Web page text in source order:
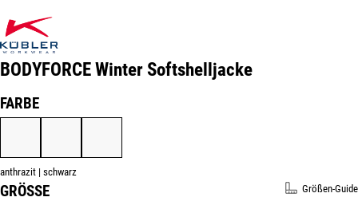
BODYFORCE Winter Softshelljacke
FARBEAUSWÄHLEN
anthrazit | schwarz
GRÖSSE
AUSWÄHLEN Größen-Guide
Produktnummer: